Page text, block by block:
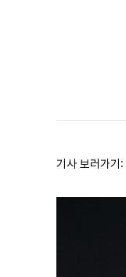
기사 보러가기: